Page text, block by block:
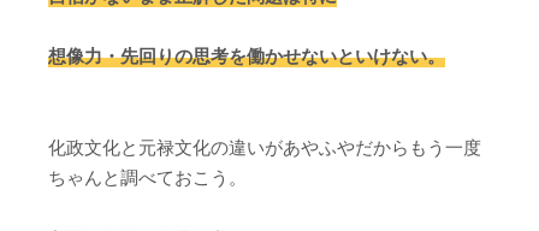
想像力・先回りの思考を働かせないといけない。
化政文化と元禄文化の違いがあやふやだからもう一度
ちゃんと調べておこう。